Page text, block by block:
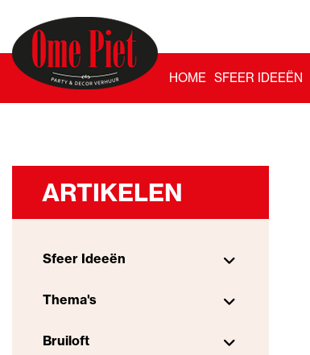
HOME SFEER IDEEËN
ARTIKELEN
Sfeer Ideeën
Thema's
Bruiloft